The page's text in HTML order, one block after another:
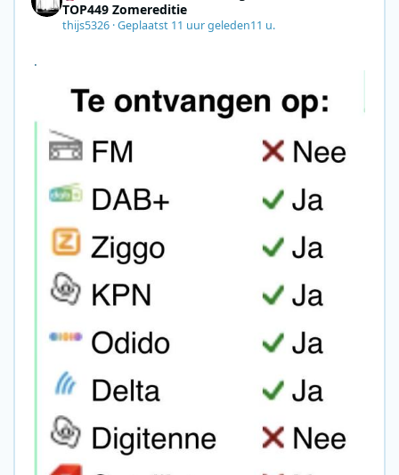
TOP449 Zomereditie
thijs5326 ·Geplaatst 11 uur geleden11 u.
.